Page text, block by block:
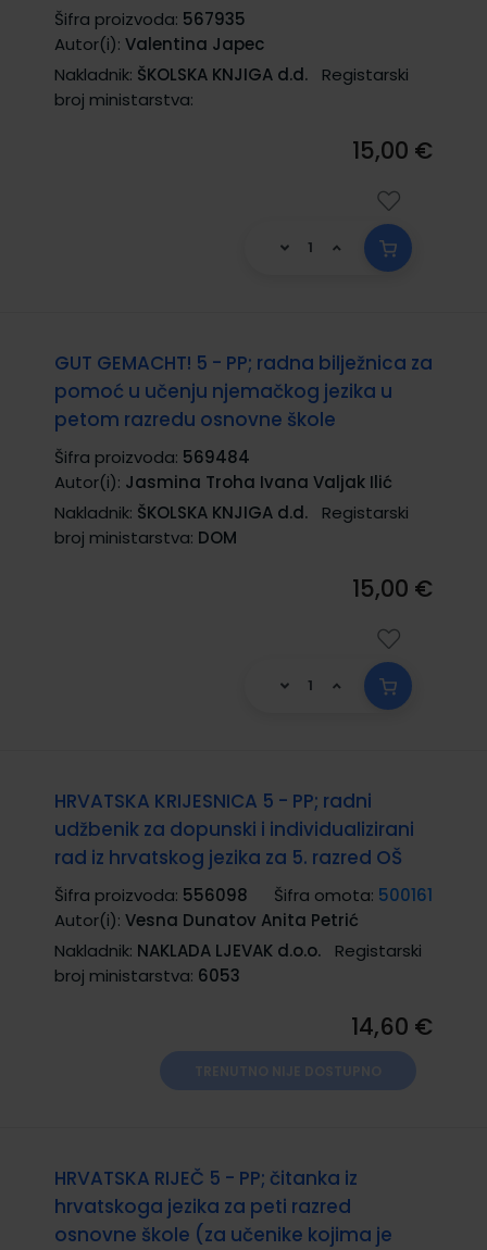
Šifra proizvoda: 567935
Autor(i): Valentina Japec
Nakladnik: ŠKOLSKA KNJIGA d.d.
Registarski
broj ministarstva:
15,00 €
GUT GEMACHT! 5 - PP; radna bilježnica za
pomoć u učenju njemačkog jezika u
petom razredu osnovne škole
Šifra proizvoda: 569484
Autor(i): Jasmina Troha Ivana Valjak Ilić
Nakladnik: ŠKOLSKA KNJIGA d.d.
Registarski
broj ministarstva: DOM
15,00 €
HRVATSKA KRIJESNICA 5 - PP; radni
udžbenik za dopunski i individualizirani
rad iz hrvatskog jezika za 5. razred OŠ
Šifra proizvoda: 556098 Šifra omota: 500161
Autor(i): Vesna Dunatov Anita Petrić
Nakladnik: NAKLADA LJEVAK d.o.o.
Registarski
broj ministarstva: 6053
14,60 €
HRVATSKA RIJEČ 5 - PP; čitanka iz
hrvatskoga jezika za peti razred
osnovne škole (za učenike kojima je